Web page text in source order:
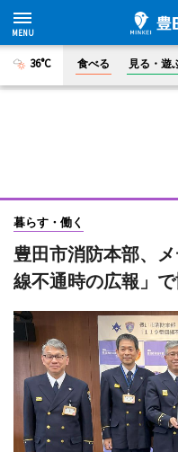
36°C 食べる 見る・遊
暮らす・働く
豊田市消防本部、
線不通時の広報」